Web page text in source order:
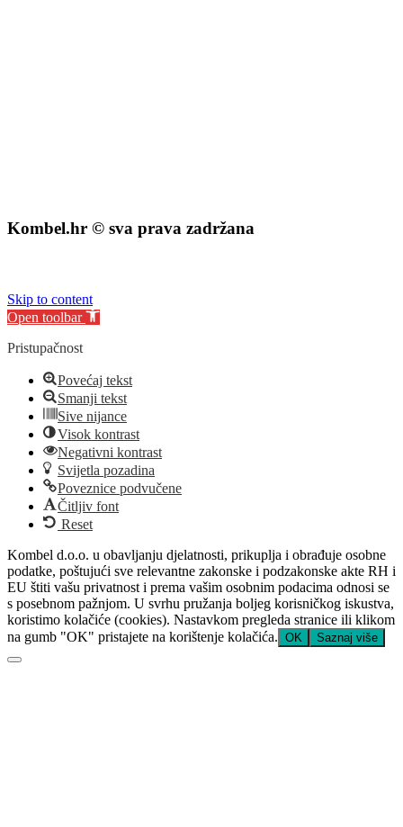
Kombel.hr © sva prava zadržana
Skip to content
Open toolbar
Pristupačnost
Povećaj tekst
Smanji tekst
Sive nijance
Visok kontrast
Negativni kontrast
Svijetla pozadina
Poveznice podvučene
Čitljiv font
Reset
Kombel d.o.o. u obavljanju djelatnosti, prikuplja i obrađuje osobne
podatke, poštujući sve relevantne zakonske i podzakonske akte RH i
EU štiti vašu privatnost i prema vašim osobnim podacima odnosi se
s posebnom pažnjom. U svrhu pružanja boljeg korisničkog iskustva,
koristimo kolačiće (cookies). Nastavkom pregleda stranice ili klikom
na gumb "OK" pristajete na korištenje kolačića. OK Saznaj više